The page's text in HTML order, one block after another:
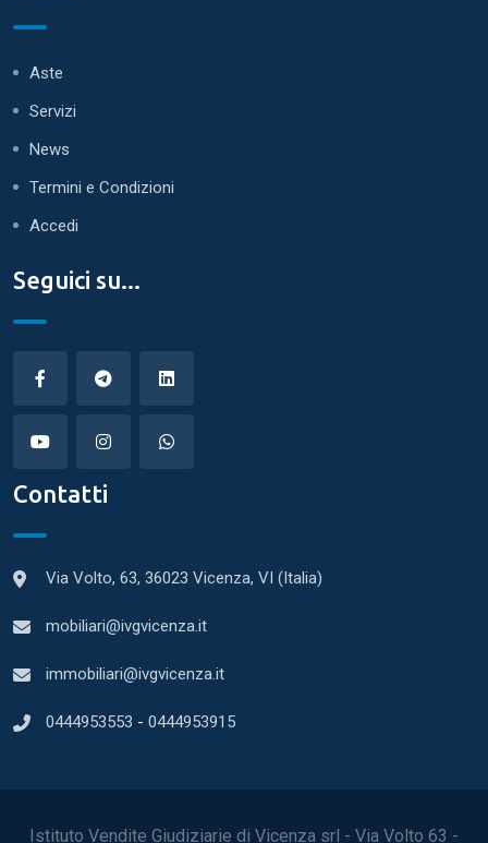
Aste
Servizi
News
Termini e Condizioni
Accedi
Seguici su...
Contatti
Via Volto, 63, 36023 Vicenza, VI (Italia)
mobiliari@ivgvicenza.it
immobiliari@ivgvicenza.it
0444953553 - 0444953915
Istituto Vendite Giudiziarie di Vicenza srl - Via Volto 63 -